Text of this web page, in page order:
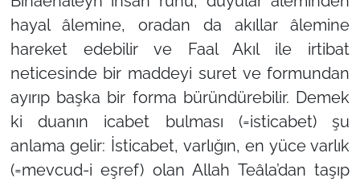
hayal âlemine, oradan da akıllar âlemine
hareket edebilir ve Faal Akıl ile irtibat
neticesinde bir maddeyi suret ve formundan
ayırıp başka bir forma büründürebilir. Demek
ki duanın icabet bulması (=isticabet) şu
anlama gelir: İsticabet, varlığın, en yüce varlık
(=mevcud-i eşref) olan Allah Teâla’dan taşıp